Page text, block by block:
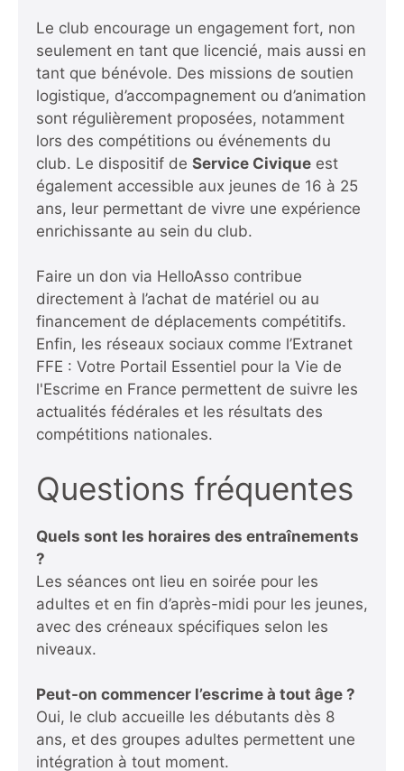
Le club encourage un engagement fort, non
seulement en tant que licencié, mais aussi en
tant que bénévole. Des missions de soutien
logistique, d’accompagnement ou d’animation
sont régulièrement proposées, notamment
lors des compétitions ou événements du
club. Le dispositif de Service Civique est
également accessible aux jeunes de 16 à 25
ans, leur permettant de vivre une expérience
enrichissante au sein du club.
Faire un don via HelloAsso contribue
directement à l’achat de matériel ou au
financement de déplacements compétitifs.
Enfin, les réseaux sociaux comme l’Extranet
FFE : Votre Portail Essentiel pour la Vie de
l'Escrime en France permettent de suivre les
actualités fédérales et les résultats des
compétitions nationales.
Questions fréquentes
Quels sont les horaires des entraînements
?
Les séances ont lieu en soirée pour les
adultes et en fin d’après-midi pour les jeunes,
avec des créneaux spécifiques selon les
niveaux.
Peut-on commencer l’escrime à tout âge ?
Oui, le club accueille les débutants dès 8
ans, et des groupes adultes permettent une
intégration à tout moment.